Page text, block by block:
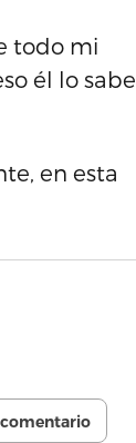
todo mi
él lo sabe
en esta